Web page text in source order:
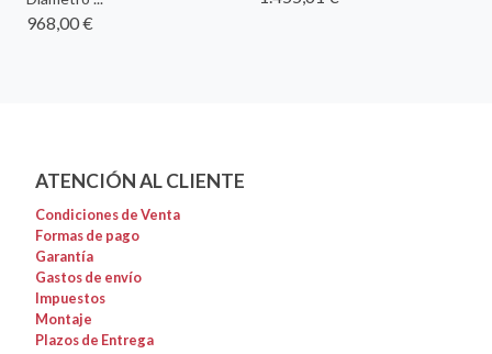
968,00 €
ATENCIÓN AL CLIENTE
Condiciones de Venta
Formas de pago
Garantía
Gastos de envío
Impuestos
Montaje
Plazos de Entrega